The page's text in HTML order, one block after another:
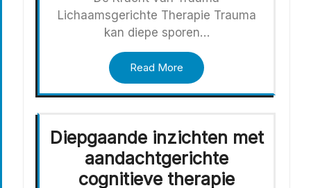
Lichaamsgerichte Therapie Trauma
kan diepe sporen…
Read More
Diepgaande inzichten met
aandachtgerichte
cognitieve therapie